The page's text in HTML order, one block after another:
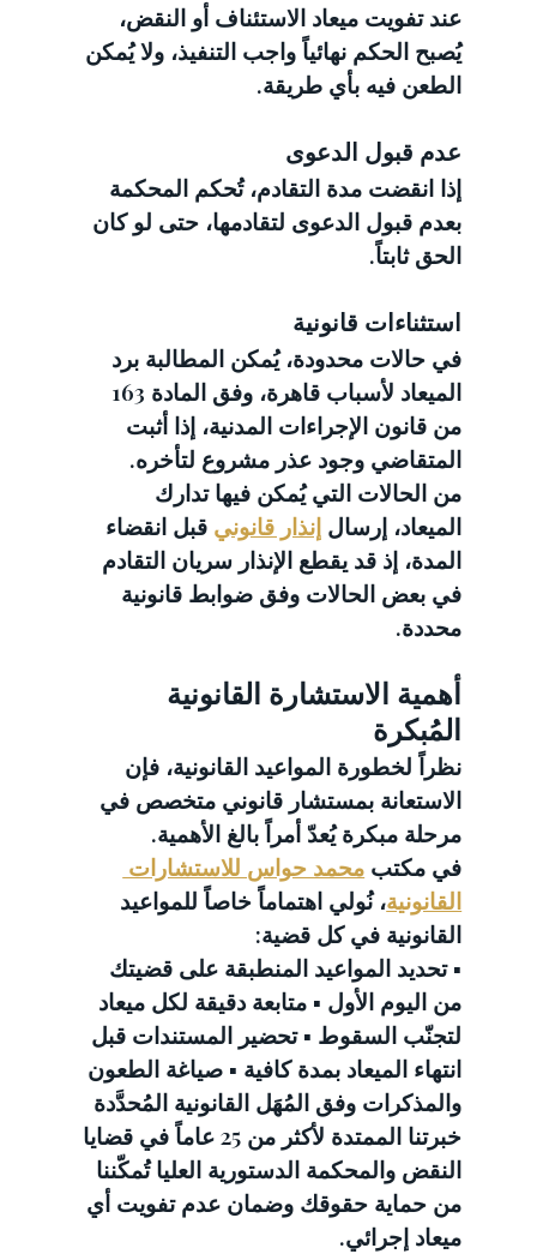
عند تفويت ميعاد الاستئناف أو النقض،
يُصبح الحكم نهائياً واجب التنفيذ، ولا يُمكن
الطعن فيه بأي طريقة.
عدم قبول الدعوى
إذا انقضت مدة التقادم، تُحكم المحكمة
بعدم قبول الدعوى لتقادمها، حتى لو كان
الحق ثابتاً.
استثناءات قانونية
في حالات محدودة، يُمكن المطالبة برد
من قانون الإجراءات المدنية، إذا أثبت
المتقاضي وجود عذر مشروع لتأخره.
من الحالات التي يُمكن فيها تدارك
الميعاد، إرسال إنذار قانوني قبل انقضاء
المدة، إذ قد يقطع الإنذار سريان التقادم
في بعض الحالات وفق ضوابط قانونية
محددة.
أهمية الاستشارة القانونية
المُبكرة
نظراً لخطورة المواعيد القانونية، فإن
الاستعانة بمستشار قانوني متخصص في
مرحلة مبكرة يُعدّ أمراً بالغ الأهمية.
في مكتب محمد حواس للاستشارات
القانونية، نُولي اهتماماً خاصاً للمواعيد
القانونية في كل قضية:
▪️ تحديد المواعيد المنطبقة على قضيتك
من اليوم الأول ▪️ متابعة دقيقة لكل ميعاد
لتجنّب السقوط ▪️ تحضير المستندات قبل
انتهاء الميعاد بمدة كافية ▪️ صياغة الطعون
والمذكرات وفق المُهَل القانونية المُحدَّدة
خبرتنا الممتدة لأكثر من 25 عاماً في قضايا
النقض والمحكمة الدستورية العليا تُمكّننا
من حماية حقوقك وضمان عدم تفويت أي
ميعاد إجرائي.